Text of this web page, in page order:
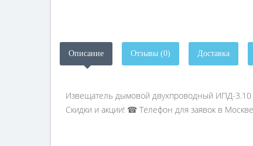
Описание Отзывы (0) Доставка
Извещатель дымовой двухпроводный ИПД-3.10
Скидки и акции! ☎ Телефон для заявок в